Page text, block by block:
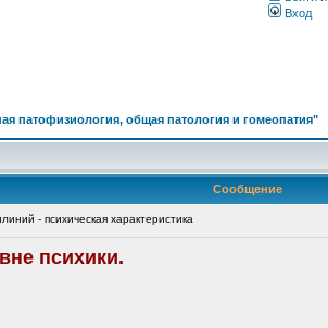
Вход
патофизиология, общая патология и гомеопатия"
Сообщение
- психическая характеристика
психики.